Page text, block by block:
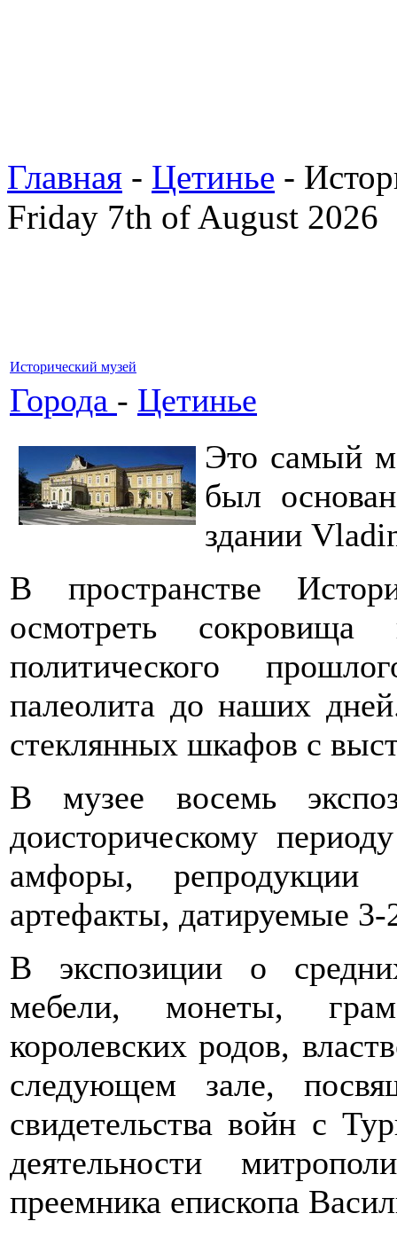
Главная - Цетинье -
Friday 7th of August 2026
Исторический музей
Города - Цетинье
Это самый
был
здании
В пространстве
осмотреть сокровища
политического
палеолита до наших
стеклянных шкафов с
В музее восемь
доисторическому
амфоры,
артефакты, датируемые
В экспозиции о
мебели, монеты,
королевских родов,
следующем зале,
свидетельства войн с
деятельности
преемника епископа